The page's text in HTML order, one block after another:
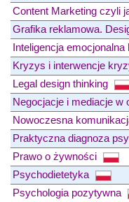
Content Marketing czyli
Grafika reklamowa.
Inteligencja emocjonalna
Kryzys i interwencje
Legal design thinking
Negocjacje i mediacje w
Nowoczesna
Praktyczna diagnoza
Prawo o żywności
Psychodietetyka
Psychologia pozytywna